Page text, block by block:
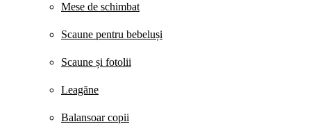
Mese de schimbat
Scaune pentru bebeluși
Scaune și fotolii
Leagăne
Balansoar copii